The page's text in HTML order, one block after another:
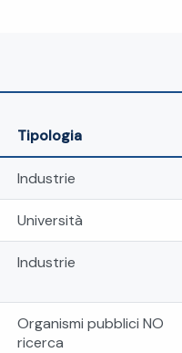
Tipologia
Industrie
Università
Industrie
Organismi pubblici NO
ricerca